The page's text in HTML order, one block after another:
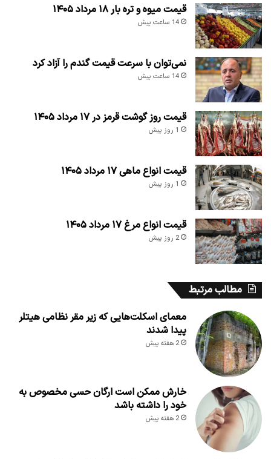
قیمت میوه و تره بار ۱۸ مرداد ۱۴۰۵
14 ساعت پیش
نمی‌توان با سرعت قیمت گندم را آزاد کرد
14 ساعت پیش
قیمت روز گوشت قرمز در ۱۷ مرداد ۱۴۰۵
1 روز پیش
قیمت انواع ماهی ۱۷ مرداد ۱۴۰۵
1 روز پیش
قیمت انواع مرغ ۱۷ مرداد ۱۴۰۵
2 روز پیش
مطالب مرتبط
معمای اسکلت‌هایی که زیر مقر نظامی هیتلر
پیدا شدند
2 هفته پیش
خارش ممکن است ارگان حسی مخصوص به
خود را داشته باشد
2 هفته پیش